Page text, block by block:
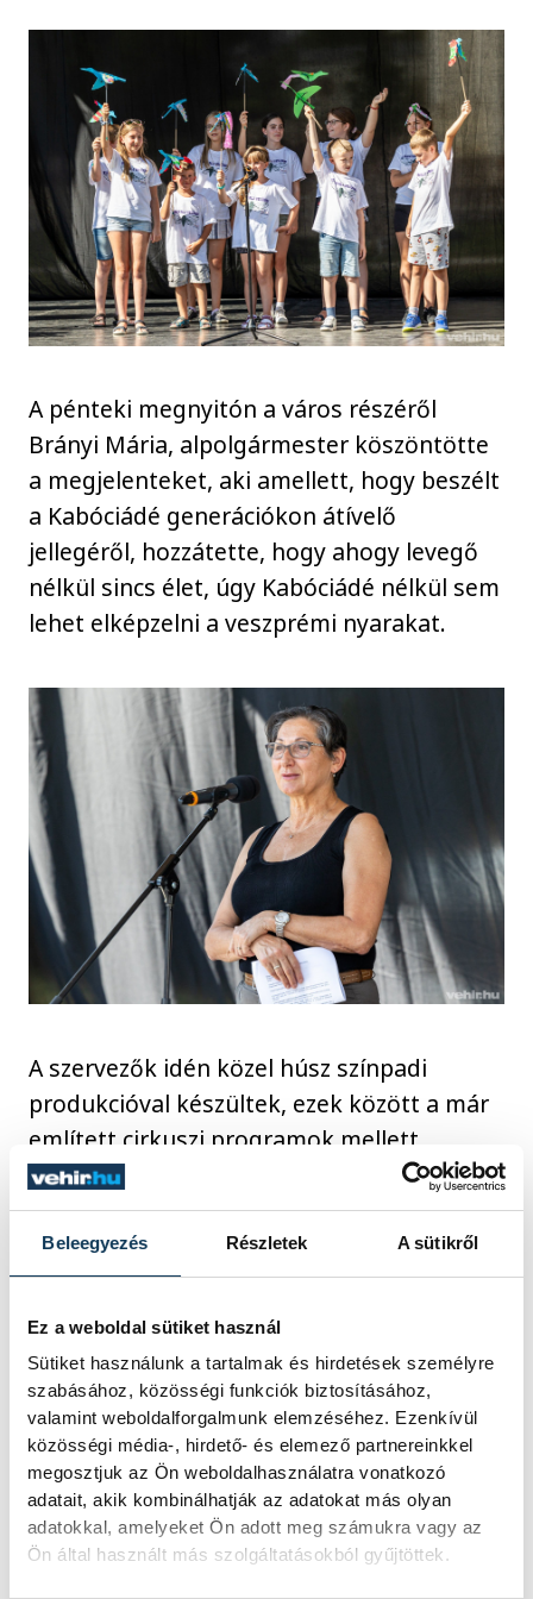
Beleegyezés Részletek A sütikről
Ez a weboldal sütiket használ
Sütiket használunk a tartalmak és hirdetések személyre
szabásához, közösségi funkciók biztosításához,
valamint weboldalforgalmunk elemzéséhez. Ezenkívül
közösségi média-, hirdető- és elemező partnereinkkel
megosztjuk az Ön weboldalhasználatra vonatkozó
adatait, akik kombinálhatják az adatokat más olyan
adatokkal, amelyeket Ön adott meg számukra vagy az
Ön által használt más szolgáltatásokból gyűjtöttek.
A pénteki megnyitón a város részéről
Brányi Mária, alpolgármester köszöntötte
a megjelenteket, aki amellett, hogy beszélt
a Kabóciádé generációkon átívelő
jellegéről, hozzátette, hogy ahogy levegő
nélkül sincs élet, úgy Kabóciádé nélkül sem
lehet elképzelni a veszprémi nyarakat.
A szervezők idén közel húsz színpadi
produkcióval készültek, ezek között a már
említett cirkuszi programok mellett
éjszakai kalandtúra és bábszínház-
előadások is szerepelnek a vasárnapig
tartó felhozatalban.
A Kabóciádé idei programjairól az alábbi
cikkünkben írtunk részletesen.
Kapcsolódó cikk